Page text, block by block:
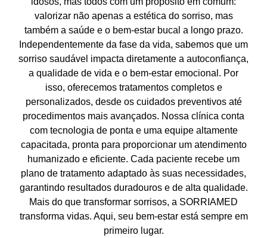
valorizar não apenas a estética do sorriso, mas
também a saúde e o bem-estar bucal a longo prazo.
Independentemente da fase da vida, sabemos que um
sorriso saudável impacta diretamente a autoconfiança,
a qualidade de vida e o bem-estar emocional. Por
isso, oferecemos tratamentos completos e
personalizados, desde os cuidados preventivos até
procedimentos mais avançados. Nossa clínica conta
com tecnologia de ponta e uma equipe altamente
capacitada, pronta para proporcionar um atendimento
humanizado e eficiente. Cada paciente recebe um
plano de tratamento adaptado às suas necessidades,
garantindo resultados duradouros e de alta qualidade.
Mais do que transformar sorrisos, a SORRIAMED
transforma vidas. Aqui, seu bem-estar está sempre em
primeiro lugar.